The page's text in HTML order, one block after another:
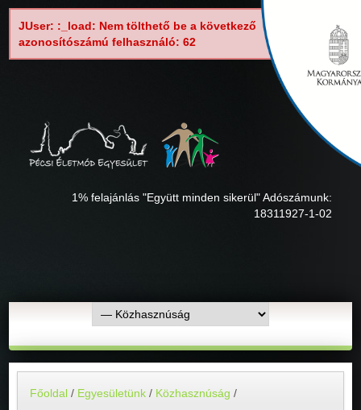
JUser: :_load: Nem tölthető be a következő
azonosítószámú felhasználó: 62
1% felajánlás "Együtt minden sikerül" Adószámunk:
18311927-1-02
Főoldal / Egyesületünk / Közhasznúság /